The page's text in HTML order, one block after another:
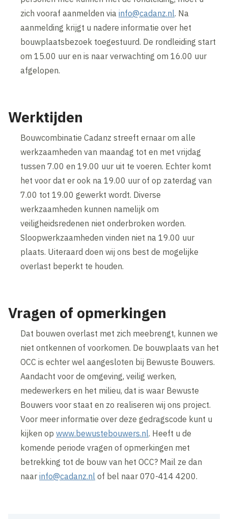
zich vooraf aanmelden viainfo@cadanz.nl. Na
aanmelding krijgt u nadere informatie over het
bouwplaatsbezoek toegestuurd. De rondleiding start
om 15.00 uur en is naar verwachting om 16.00 uur
afgelopen.
Werktijden
Bouwcombinatie Cadanz streeft ernaar om alle
werkzaamheden van maandag tot en met vrijdag
tussen 7.00 en 19.00 uur uit te voeren. Echter komt
het voor dat er ook na 19.00 uur of op zaterdag van
7.00 tot 19.00 gewerkt wordt. Diverse
werkzaamheden kunnen namelijk om
veiligheidsredenen niet onderbroken worden.
Sloopwerkzaamheden vinden niet na 19.00 uur
plaats. Uiteraard doen wij ons best de mogelijke
overlast beperkt te houden.
Vragen of opmerkingen
Dat bouwen overlast met zich meebrengt, kunnen we
niet ontkennen of voorkomen. De bouwplaats van het
OCC is echter wel aangesloten bij Bewuste Bouwers.
Aandacht voor de omgeving, veilig werken,
medewerkers en het milieu, dat is waar Bewuste
Bouwers voor staat en zo realiseren wij ons project.
Voor meer informatie over deze gedragscode kunt u
kijken opwww.bewustebouwers.nl. Heeft u de
komende periode vragen of opmerkingen met
betrekking tot de bouw van het OCC? Mail ze dan
naarinfo@cadanz.nl of bel naar 070-414 4200.